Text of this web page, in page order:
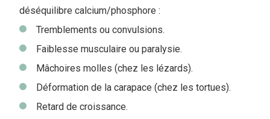
déséquilibre calcium/phosphore :
Tremblements ou convulsions.
Faiblesse musculaire ou paralysie.
Mâchoires molles (chez les lézards).
Déformation de la carapace (chez les tortues).
Retard de croissance.